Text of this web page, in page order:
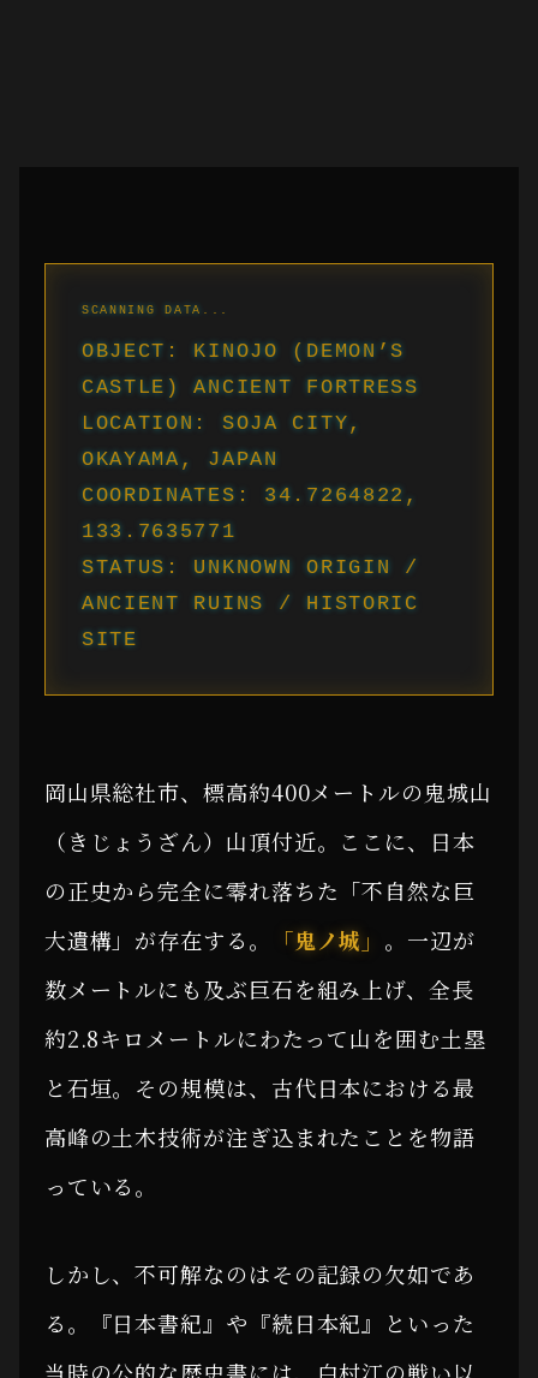
OBJECT: KINOJO (DEMON’S
CASTLE) ANCIENT FORTRESS
LOCATION: SOJA CITY,
OKAYAMA, JAPAN
COORDINATES: 34.7264822,
133.7635771
STATUS: UNKNOWN ORIGIN /
ANCIENT RUINS / HISTORIC
SITE
岡山県総社市、標高約400メートルの鬼城山
（きじょうざん）山頂付近。ここに、日本
の正史から完全に零れ落ちた「不自然な巨
大遺構」が存在する。
「鬼ノ城」 。一辺が
数メートルにも及ぶ巨石を組み上げ、全長
約2.8キロメートルにわたって山を囲む土塁
と石垣。その規模は、古代日本における最
高峰の土木技術が注ぎ込まれたことを物語
っている。
しかし、不可解なのはその記録の欠如であ
る。『日本書紀』や『続日本紀』といった